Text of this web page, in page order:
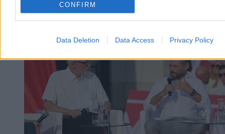
CONFIRM
Data Deletion Data Access Privacy Policy